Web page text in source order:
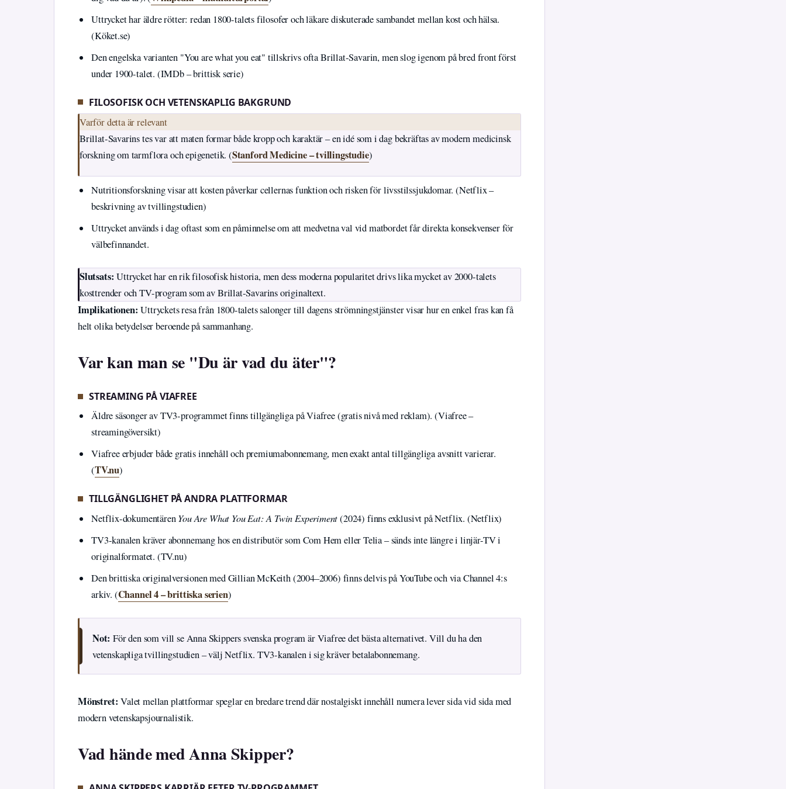
Uttrycket har äldre rötter: redan 1800-talets filosofer och läkare diskuterade sambandet mellan kost och hälsa.
(Köket.se)
Den engelska varianten "You are what you eat" tillskrivs ofta Brillat-Savarin, men slog igenom på bred front först
under 1900-talet. (IMDb – brittisk serie)
FILOSOFISK OCH VETENSKAPLIG BAKGRUND
Varför detta är relevant
Brillat-Savarins tes var att maten formar både kropp och karaktär – en idé som i dag bekräftas av modern medicinsk
forskning om tarmflora och epigenetik. (Stanford Medicine – tvillingstudie)
Nutritionsforskning visar att kosten påverkar cellernas funktion och risken för livsstilssjukdomar. (Netflix –
beskrivning av tvillingstudien)
Uttrycket används i dag oftast som en påminnelse om att medvetna val vid matbordet får direkta konsekvenser för
välbefinnandet.
Slutsats: Uttrycket har en rik filosofisk historia, men dess moderna popularitet drivs lika mycket av 2000-talets
kosttrender och TV-program som av Brillat-Savarins originaltext.
Implikationen: Uttryckets resa från 1800-talets salonger till dagens strömningstjänster visar hur en enkel fras kan få
helt olika betydelser beroende på sammanhang.
Var kan man se "Du är vad du äter"?
STREAMING PÅ VIAFREE
Äldre säsonger av TV3-programmet finns tillgängliga på Viafree (gratis nivå med reklam). (Viafree –
streamingöversikt)
Viafree erbjuder både gratis innehåll och premiumabonnemang, men exakt antal tillgängliga avsnitt varierar.
(TV.nu)
TILLGÄNGLIGHET PÅ ANDRA PLATTFORMAR
Netflix-dokumentärenYou Are What You Eat: A Twin Experiment(2024) finns exklusivt på Netflix. (Netflix)
TV3-kanalen kräver abonnemang hos en distributör som Com Hem eller Telia – sänds inte längre i linjär-TV i
originalformatet. (TV.nu)
Den brittiska originalversionen med Gillian McKeith (2004–2006) finns delvis på YouTube och via Channel 4:s
arkiv. (Channel 4 – brittiska serien)
Not: För den som vill se Anna Skippers svenska program är Viafree det bästa alternativet. Vill du ha den
vetenskapliga tvillingstudien – välj Netflix. TV3-kanalen i sig kräver betalabonnemang.
Mönstret: Valet mellan plattformar speglar en bredare trend där nostalgiskt innehåll numera lever sida vid sida med
modern vetenskapsjournalistik.
Vad hände med Anna Skipper?